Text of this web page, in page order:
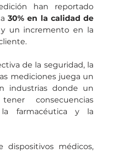
han reportado
30% en la calidad de
y un incremento en la
de la seguridad, la
mediciones juega un
industrias donde un
consecuencias
farmacéutica y la
dispositivos médicos,